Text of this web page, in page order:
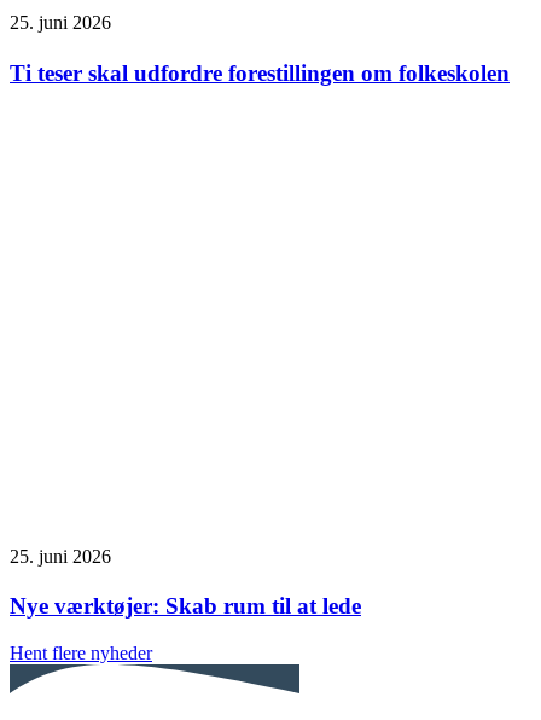
25. juni 2026
Ti teser skal udfordre forestillingen om folkeskolen
25. juni 2026
Nye værktøjer: Skab rum til at lede
Hent flere nyheder